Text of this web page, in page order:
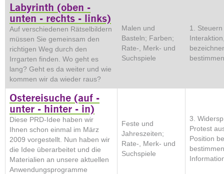
Labyrinth (oben -
unten - rechts - links)
Auf verschiedenen Rätselbildern
müssen Sie gemeinsam den
richtigen Weg durch den
Irrgarten finden. Wo geht es
lang? Geht es da weiter und wie
kommen wir da wieder raus?
Malen und
Basteln; Farben;
Rate-, Merk- und
Suchspiele
1.
bestimmen
Ostereisuche (auf -
unter - hinter - in)
Diese PRD-Idee haben wir
Ihnen schon einmal im März
2009 vorgestellt. Nun haben wir
die Idee überarbeitet und die
Materialien an unsere aktuellen
Anwendungsprogramme
Feste und
Jahreszeiten;
Rate-, Merk- und
Suchspiele
3.
Protest
Position